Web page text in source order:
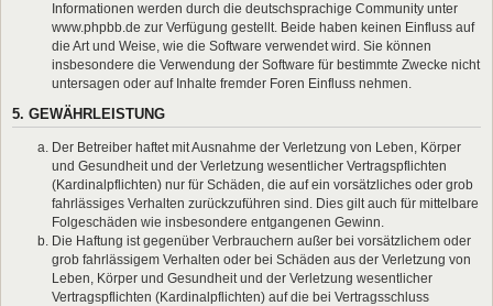
Informationen werden durch die deutschsprachige Community unter
www.phpbb.de zur Verfügung gestellt. Beide haben keinen Einfluss auf
die Art und Weise, wie die Software verwendet wird. Sie können
insbesondere die Verwendung der Software für bestimmte Zwecke nicht
untersagen oder auf Inhalte fremder Foren Einfluss nehmen.
5. GEWÄHRLEISTUNG
Der Betreiber haftet mit Ausnahme der Verletzung von Leben, Körper
und Gesundheit und der Verletzung wesentlicher Vertragspflichten
(Kardinalpflichten) nur für Schäden, die auf ein vorsätzliches oder grob
fahrlässiges Verhalten zurückzuführen sind. Dies gilt auch für mittelbare
Folgeschäden wie insbesondere entgangenen Gewinn.
Die Haftung ist gegenüber Verbrauchern außer bei vorsätzlichem oder
grob fahrlässigem Verhalten oder bei Schäden aus der Verletzung von
Leben, Körper und Gesundheit und der Verletzung wesentlicher
Vertragspflichten (Kardinalpflichten) auf die bei Vertragsschluss